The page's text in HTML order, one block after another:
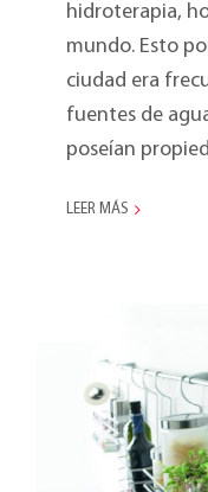
hidroterapia,
mundo. Esto
ciudad era
fuentes de
poseían
LEER MÁS